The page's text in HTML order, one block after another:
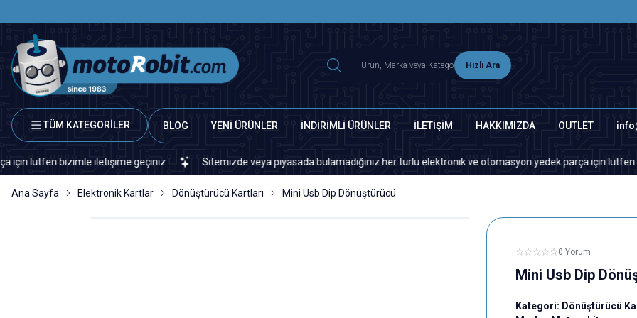
Hızlı Ara
TÜM KATEGORİLER BLOG YENİ ÜRÜNLER İNDİRİMLİ ÜRÜNLER İLETİŞİM HAKKIMIZDA OUTLET
bizimle iletişime geçiniz. Sitemizde veya piyasada bulamadığınız her türlü elektronik ve otomasyon yedek parça için lütfen
Ana Sayfa Elektronik Kartlar Dönüştürücü Kartları Mini Usb Dip Dönüştürücü
0 Yorum
Mini Usb Dip
Kategori: Dönüştürücü